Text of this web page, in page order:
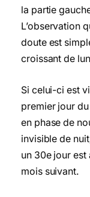
la partie
L’observation
doute est
croissant de
Si celui-ci est
premier jour
en phase de
invisible de
un 30e jour est
mois suivant.